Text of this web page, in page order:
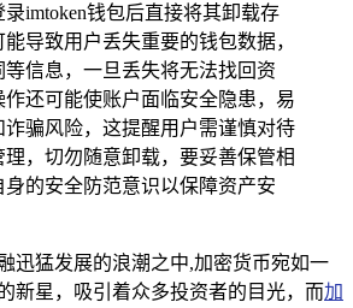
imtoken钱包后直接将其卸载存
导致用户丢失重要的钱包数据，
信息，一旦丢失将无法找回资
作还可能使账户面临安全隐患，易
骗风险，这提醒用户需谨慎对待
，切勿随意卸载，要妥善保管相
身的安全防范意识以保障资产安
迅猛发展的浪潮之中,加密货币宛如一
新星，吸引着众多投资者的目光，而加